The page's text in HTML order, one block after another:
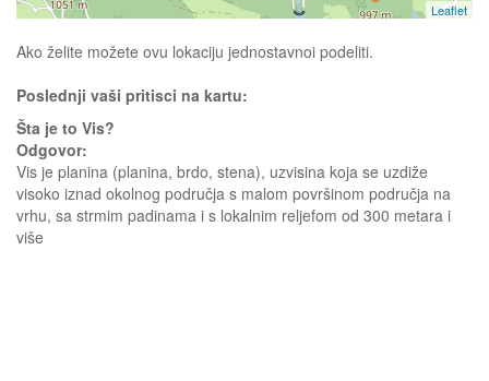
Leaflet
Ako želite možete ovu lokaciju jednostavnoi podeliti.
Poslednji vaši pritisci na kartu:
Šta je to Vis?
Odgovor:
Vis je planina (planina, brdo, stena), uzvisina koja se uzdiže
visoko iznad okolnog područja s malom površinom područja na
vrhu, sa strmim padinama i s lokalnim reljefom od 300 metara i
više